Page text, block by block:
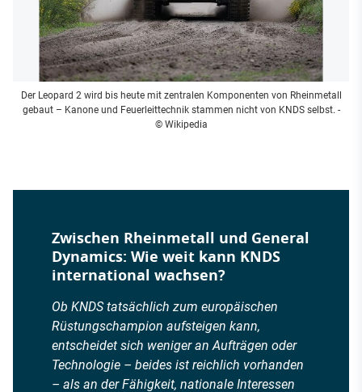
Der Leopard 2 wird bis heute mit zentralen Komponenten von Rheinmetall
gebaut – Kanone und Feuerleittechnik stammen nicht von KNDS selbst. -
© Wikipedia
Zwischen Rheinmetall und General
Dynamics: Wie weit kann KNDS
international wachsen?
Ob KNDS tatsächlich zum europäischen
Rüstungschampion aufsteigen kann,
entscheidet sich weniger an Aufträgen oder
Technologie – beides ist reichlich vorhanden
– als an der Fähigkeit, nationale Interessen